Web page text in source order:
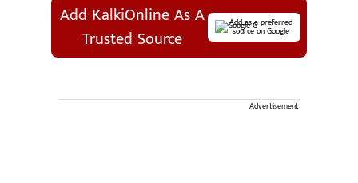
Add KalkiOnline As A
Trusted Source
Add as a preferred
source on Google
Advertisement